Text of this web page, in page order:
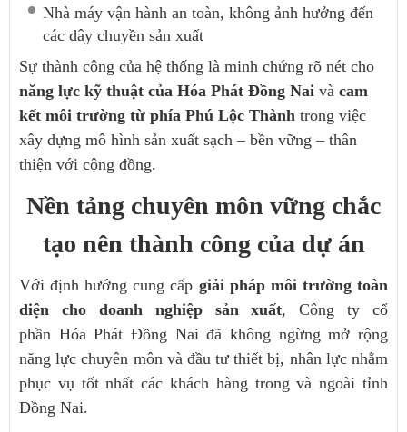
Nhà máy vận hành an toàn, không ảnh hưởng đến
các dây chuyền sản xuất
Sự thành công của hệ thống là minh chứng rõ nét cho
năng lực kỹ thuật của Hóa Phát Đồng Nai và cam
kết môi trường từ phía Phú Lộc Thành trong việc
xây dựng mô hình sản xuất sạch – bền vững – thân
thiện với cộng đồng.
Nền tảng chuyên môn vững chắc
tạo nên thành công của dự án
Với định hướng cung cấp giải pháp môi trường toàn
diện cho doanh nghiệp sản xuất, Công ty cổ
phần Hóa Phát Đồng Nai đã không ngừng mở rộng
năng lực chuyên môn và đầu tư thiết bị, nhân lực nhằm
phục vụ tốt nhất các khách hàng trong và ngoài tỉnh
Đồng Nai.